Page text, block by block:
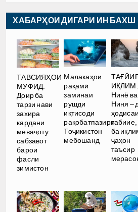
ХАБАРҲОИ ДИГАРИ ИН БАХШ
ТАВСИЯҲОИ
МУФИД.
Доир ба
тарзи нави
захира
кардани
меваҷоту
сабзавот
барои
фасли
зимистон
Малакаҳои
рақамӣ
заминаи
рушди
иқтисоди
рақобатпазири
Тоҷикистон
мебошанд
Нинё
Ниня –
ҳодисаи
табиие,
ба
ҷаҳон
таъсир